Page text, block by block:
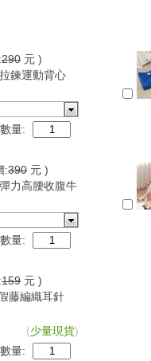
290 元 )
鍊運動背心
數量:
:390 元 )
力高腰收腹牛
數量:
159 元 )
藤編織耳針
(少量現貨)
數量: